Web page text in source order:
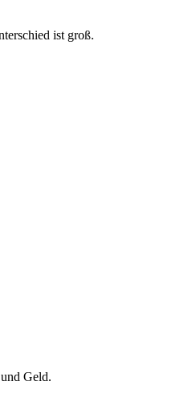
ist groß.
Geld.